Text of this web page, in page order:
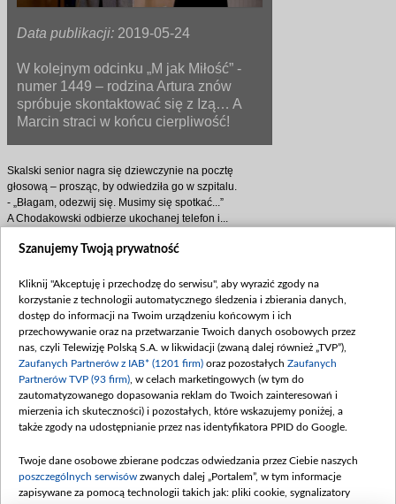
Data publikacji: 2019-05-24
W kolejnym odcinku „M jak Miłość” -
numer 1449 – rodzina Artura znów
spróbuje skontaktować się z Izą… A
Marcin straci w końcu cierpliwość!
Skalski senior nagra się dziewczynie na pocztę
głosową – prosząc, by odwiedziła go w szpitalu.
- „Błagam, odezwij się. Musimy się spotkać...”
A Chodakowski odbierze ukochanej telefon i...
- Wrzucam gościa na czarną listę, już się do ciebie nie
Chwilę później Iza zacznie jednak mieć wątpliwości.
- Ja już sama nie wiem… Może jednak powinnam
oddzwonić? To starszy człowiek, ma kłopoty ze
zdrowiem…
A Marcin w końcu wybuchnie.
- Ten „starszy człowiek” bardzo cię skrzywdził,
zapomniałaś już? Stał po stronie tego psychola i miał w
nosie to, że ty i Maja byłyście w niebezpieczeństwie...
Iza, otrząśnij się! Nic nie jesteś mu winna! Nic! I proszę
cię, obiecaj, że nie będziesz się z nim kontaktować…
Czy Iza spotka się jednak z wujem Artura, nawet wbrew
woli ukochanego? A jeśli tak… co senior wyzna
Szanujemy Twoją prywatność
Kliknij "Akceptuję i przechodzę do serwisu", aby wyrazić zgody na
korzystanie z technologii automatycznego śledzenia i zbierania danych,
dostęp do informacji na Twoim urządzeniu końcowym i ich
przechowywanie oraz na przetwarzanie Twoich danych osobowych przez
nas, czyli Telewizję Polską S.A. w likwidacji (zwaną dalej również „TVP”),
Zaufanych Partnerów z IAB* (1201 firm) oraz pozostałych Zaufanych
Partnerów TVP (93 firm) , w celach marketingowych (w tym do
zautomatyzowanego dopasowania reklam do Twoich zainteresowań i
mierzenia ich skuteczności) i pozostałych, które wskazujemy poniżej, a
także zgody na udostępnianie przez nas identyfikatora PPID do Google.
Twoje dane osobowe zbierane podczas odwiedzania przez Ciebie naszych
poszczególnych serwisów zwanych dalej „Portalem”, w tym informacje
zapisywane za pomocą technologii takich jak: pliki cookie, sygnalizatory